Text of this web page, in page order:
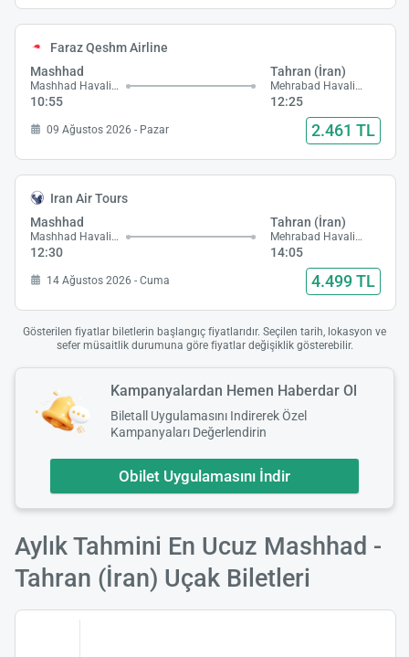
Faraz Qeshm Airline
Mashhad
Mashhad Havalimanı
10:55
Tahran (İran)
Mehrabad Havalimanı
12:25
09 Ağustos 2026 - Pazar 2.461 TL
Iran Air Tours
Mashhad
Mashhad Havalimanı
12:30
Tahran (İran)
Mehrabad Havalimanı
14:05
14 Ağustos 2026 - Cuma 4.499 TL
Gösterilen fiyatlar biletlerin başlangıç fiyatlarıdır. Seçilen tarih, lokasyon ve
sefer müsaitlik durumuna göre fiyatlar değişiklik gösterebilir.
Kampanyalardan Hemen Haberdar Ol
Biletall Uygulamasını Indirerek Özel
Kampanyaları Değerlendirin
Obilet Uygulamasını İndir
Aylık Tahmini En Ucuz Mashhad -
Tahran (İran) Uçak Biletleri